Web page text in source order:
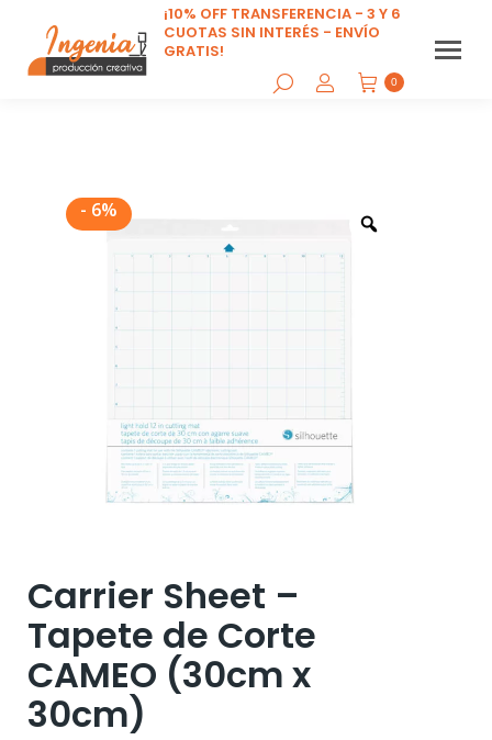
¡10% OFF TRANSFERENCIA - 3 Y 6
CUOTAS SIN INTERÉS - ENVÍO
GRATIS!
0
- 6%
Carrier Sheet –
Tapete de Corte
CAMEO (30cm x
30cm)